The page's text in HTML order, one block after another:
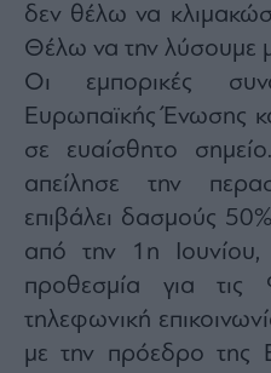
Εγγραφείτε
στο
Newsletter
του
mononews.gr
By
your
email,
you
agree
our
δεν θέλω να
Θέλω να την λύσουμε
Οι εμπορικές
Ευρωπαϊκής Ένωσης
σε ευαίσθητο
απείλησε την
επιβάλει δασμούς
από την 1η Ιουνίου,
προθεσμία για
τηλεφωνική
με την πρόεδρο της